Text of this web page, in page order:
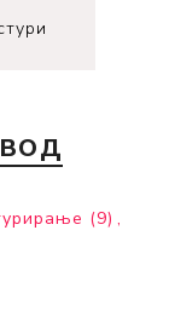
(9) ,